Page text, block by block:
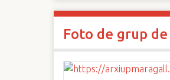
Foto de grup